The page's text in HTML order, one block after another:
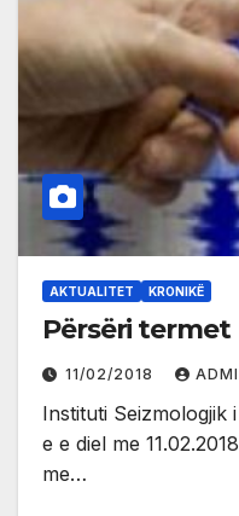
AKTUALITET KRONIKË
Përsëri termet
11/02/2018
Instituti Seizmologjik
e e diel me
me…